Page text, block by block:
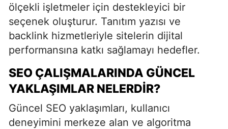
ölçekli işletmeler için destekleyici bir
seçenek oluşturur. Tanıtım yazısı ve
backlink hizmetleriyle sitelerin dijital
performansına katkı sağlamayı hedefler.
SEO ÇALIŞMALARINDA GÜNCEL
YAKLAŞIMLAR NELERDIR?
Güncel SEO yaklaşımları, kullanıcı
deneyimini merkeze alan ve algoritma